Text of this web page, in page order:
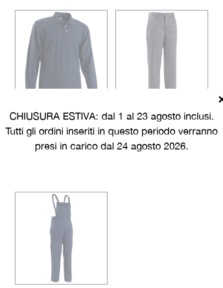
CHIUSURA ESTIVA: dal 1 al 23 agosto inclusi.
Tutti gli ordini inseriti in questo periodo verranno
presi in carico dal 24 agosto 2026.
POLO 180 GR. MANICA
LUNGA
PANTALONE ORO